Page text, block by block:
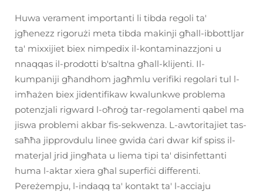
Huwa verament importanti li tibda regoli ta'
jgħenezz rigorużi meta tibda makinji għall-ibbottljar
ta' mixxijiet biex nimpedix il-kontaminazzjoni u
nnaqqas il-prodotti b'saltna għall-klijenti. Il-
kumpaniji għandhom jagħmlu verifiki regolari tul l-
imħażen biex jidentifikaw kwalunkwe problema
potenzjali rigward l-oħroġ tar-regolamenti qabel ma
jiswa problemi akbar fis-sekwenza. L-awtoritajiet tas-
saħħa jipprovdulu linee gwida ċari dwar kif spiss il-
materjal jrid jingħata u liema tipi ta' disinfettanti
huma l-aktar xiera għal superfiċi differenti.
Pereżempju, l-indaqq ta' kontakt ta' l-acciaju